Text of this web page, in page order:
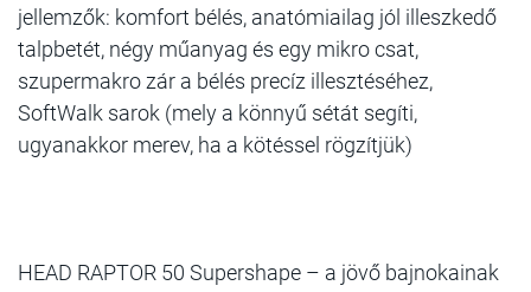
jellemzők: komfort bélés, anatómiailag jól illeszkedő
talpbetét, négy műanyag és egy mikro csat,
szupermakro zár a bélés precíz illesztéséhez,
SoftWalk sarok (mely a könnyű sétát segíti,
ugyanakkor merev, ha a kötéssel rögzítjük)
HEAD RAPTOR 50 Supershape – a jövő bajnokainak